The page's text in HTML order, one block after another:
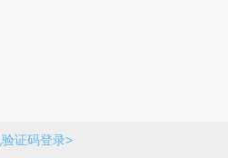
证码登录>